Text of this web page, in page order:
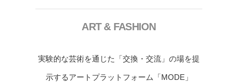
ART & FASHION
実験的な芸術を通じた「交換・交流」の場を提
示するアートプラットフォーム「MODE」